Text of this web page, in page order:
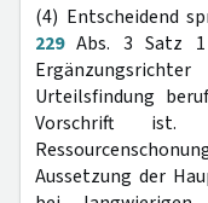
(4) Entscheidend
229Abs. 3 Satz 1
Urteilsfindung
Vorschrift
Aussetzung der